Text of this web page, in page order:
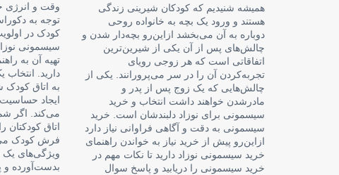
همیشه شنیدیم که کودکان شیرینی زندگی
هستند و ورود یک بچه به خانواده روحی
دوباره به آن می‌بخشد ازاین‌رو بچه‌دار شدن و
چالش‌های پس از آن یکی از شیرین‌ترین
اتفاقاتی است که هر زوجی رویای
تجربه‌کردن آن را در سر می‌پرورانند. یکی از
چالش‌هایی که یک زوج پس از پدر و
مادرشدن خواهند داشت انتخاب و خرید
سیسمونی برای نوزاد دلبندشان است. خرید
سیسمونی به دقت و آگاهی فراوانی نیاز دارد
ازاین‌رو پیش از خرید نیاز به خواندن راهنمای
خرید سیسمونی نوزاد دارید تا نکات مهم در
خرید سیسمونی را دریابید و پاسخ سوال
وقت و انرژی
توجه به
کودک در
سیسمونی
تهیه آن به
دارید.
به اتاق کودک
ایجاد
می‌کند. اگر
اتاق کودکتان
فرش کودک
ویژگی‌های
بدست‌آورده و